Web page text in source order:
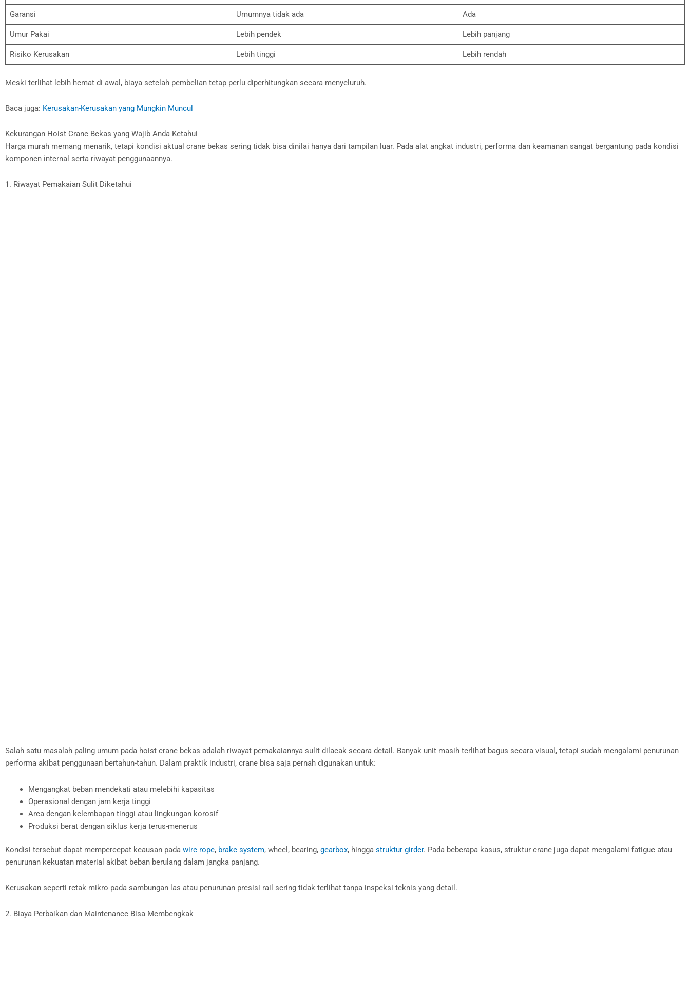
Garansi Umumnya tidak ada Ada
Umur Pakai Lebih pendek Lebih panjang
Risiko Kerusakan Lebih tinggi Lebih rendah
Meski terlihat lebih hemat di awal, biaya setelah pembelian tetap perlu diperhitungkan secara menyeluruh.
Baca juga: Kerusakan-Kerusakan yang Mungkin Muncul
Kekurangan Hoist Crane Bekas yang Wajib Anda Ketahui
Harga murah memang menarik, tetapi kondisi aktual crane bekas sering tidak bisa dinilai hanya dari tampilan luar. Pada alat angkat industri, performa dan keamanan sangat bergantung pada kondisi
komponen internal serta riwayat penggunaannya.
1. Riwayat Pemakaian Sulit Diketahui
Salah satu masalah paling umum pada hoist crane bekas adalah riwayat pemakaiannya sulit dilacak secara detail. Banyak unit masih terlihat bagus secara visual, tetapi sudah mengalami penurunan
performa akibat penggunaan bertahun-tahun. Dalam praktik industri, crane bisa saja pernah digunakan untuk:
Mengangkat beban mendekati atau melebihi kapasitas
Operasional dengan jam kerja tinggi
Area dengan kelembapan tinggi atau lingkungan korosif
Produksi berat dengan siklus kerja terus-menerus
Kondisi tersebut dapat mempercepat keausan pada wire rope, brake system, wheel, bearing, gearbox, hingga struktur girder. Pada beberapa kasus, struktur crane juga dapat mengalami fatigue atau
penurunan kekuatan material akibat beban berulang dalam jangka panjang.
Kerusakan seperti retak mikro pada sambungan las atau penurunan presisi rail sering tidak terlihat tanpa inspeksi teknis yang detail.
2. Biaya Perbaikan dan Maintenance Bisa Membengkak